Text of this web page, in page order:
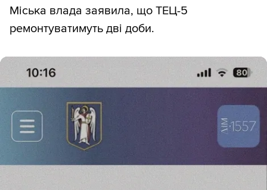
Міська влада заявила, що ТЕЦ-5
ремонтуватимуть дві доби.